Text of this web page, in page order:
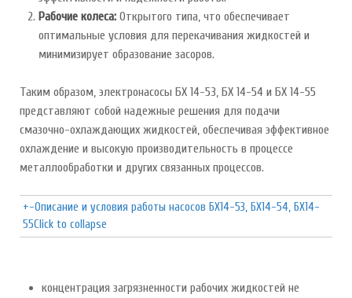
Рабочие колеса: Открытого типа, что обеспечивает
оптимальные условия для перекачивания жидкостей и
минимизирует образование засоров.
Таким образом, электронасосы БХ 14-53, БХ 14-54 и БХ 14-55
представляют собой надежные решения для подачи
смазочно-охлаждающих жидкостей, обеспечивая эффективное
охлаждение и высокую производительность в процессе
металлообработки и других связанных процессов.
+-Описание и условия работы насосов БХ14-53, БХ14-54, БХ14-
55Click to collapse
концентрация загрязненности рабочих жидкостей не